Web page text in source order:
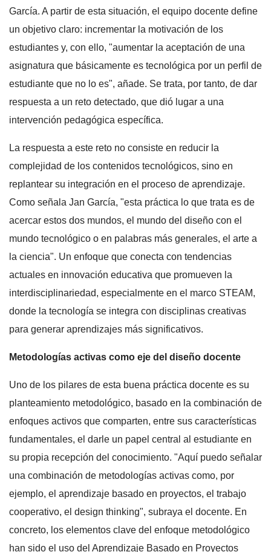
García. A partir de esta situación, el equipo docente define
un objetivo claro: incrementar la motivación de los
estudiantes y, con ello, "aumentar la aceptación de una
asignatura que básicamente es tecnológica por un perfil de
estudiante que no lo es", añade. Se trata, por tanto, de dar
respuesta a un reto detectado, que dió lugar a una
intervención pedagógica específica.
La respuesta a este reto no consiste en reducir la
complejidad de los contenidos tecnológicos, sino en
replantear su integración en el proceso de aprendizaje.
Como señala Jan García, "esta práctica lo que trata es de
acercar estos dos mundos, el mundo del diseño con el
mundo tecnológico o en palabras más generales, el arte a
la ciencia". Un enfoque que conecta con tendencias
actuales en innovación educativa que promueven la
interdisciplinariedad, especialmente en el marco STEAM,
donde la tecnología se integra con disciplinas creativas
para generar aprendizajes más significativos.
Metodologías activas como eje del diseño docente
Uno de los pilares de esta buena práctica docente es su
planteamiento metodológico, basado en la combinación de
enfoques activos que comparten, entre sus características
fundamentales, el darle un papel central al estudiante en
su propia recepción del conocimiento. "Aquí puedo señalar
una combinación de metodologías activas como, por
ejemplo, el aprendizaje basado en proyectos, el trabajo
cooperativo, el design thinking", subraya el docente. En
concreto, los elementos clave del enfoque metodológico
han sido el uso del Aprendizaje Basado en Proyectos